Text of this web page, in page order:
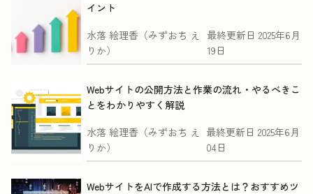
イント
水落 絵理香（みずおち え
りか）
最終更新日 2025年6月
19日
Webサイトの公開方法と作業の流れ・やるべきこ
とをわかりやすく解説
水落 絵理香（みずおち え
りか）
最終更新日 2025年6月
04日
WebサイトをAIで作成する方法とは？おすすめツ